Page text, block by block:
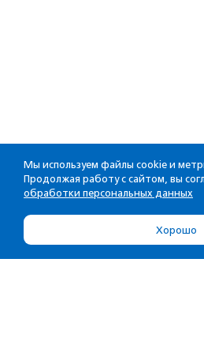
Мы используем файлы cookie и
Продолжая работу с сайтом, вы
обработки персональных данных
Хорошо